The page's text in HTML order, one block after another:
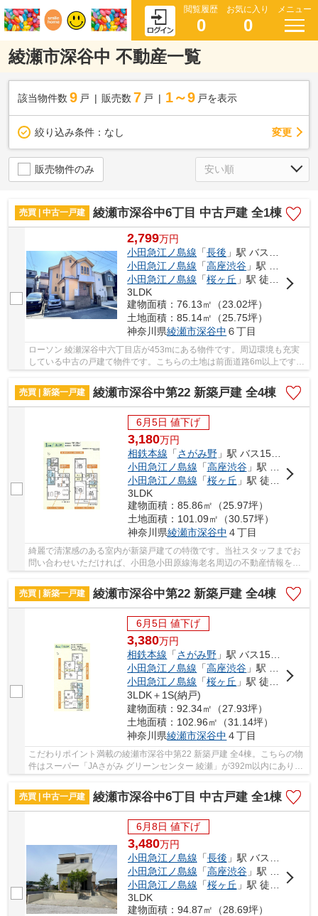
閲覧履歴
0
お気に入り
0
メニュー
綾瀬市深谷中 不動産一覧
該当物件数 9 戸 販売数 7 戸 1～9 戸を表示
絞り込み条件： なし 変更
販売物件のみ
売買 | 中古一戸建 綾瀬市深谷中6丁目 中古戸建 全1棟
2,799万円
小田急江ノ島線 「長後 」駅 バス14分 「大邸」 停歩5分
小田急江ノ島線 「高座渋谷 」駅 徒歩42分
小田急江ノ島線 「桜ヶ丘 」駅 徒歩45分
3LDK
建物面積：76.13㎡（23.02坪）
土地面積：85.14㎡（25.75坪）
神奈川県綾瀬市深谷中 ６丁目
ローソン 綾瀬深谷中六丁目店が453mにある物件です。周辺環境も充実
している中古の戸建て物件です。こちらの土地は前面道路6m以上です。
売買 | 新築一戸建
綾瀬市深谷中第22 新築戸建 全4棟
6月5日 値下げ
3,180万円
相鉄本線 「さがみ野」駅 バス15分 「綾瀬農協前」 停歩5分
小田急江ノ島線 「高座渋谷」駅 徒歩51分
小田急江ノ島線 「桜ヶ丘 」駅 徒歩54分
3LDK
建物面積：85.86㎡（25.97坪）
土地面積：101.09㎡（30.57坪）
神奈川県綾瀬市深谷中 ４丁目
綺麗で清潔感のある室内が新築戸建ての特徴です。当社スタッフまでお
問い合わせいただければ、小田急小田原線海老名周辺の不動産情報をご
売買 | 新築一戸建
綾瀬市深谷中第22 新築戸建 全4棟
6月5日 値下げ
3,380万円
相鉄本線 「さがみ野 」駅 バス15分 「綾瀬農協前」 停歩5分
小田急江ノ島線 「高座渋谷 」駅 徒歩51分
小田急江ノ島線 「桜ヶ丘 」駅 徒歩54分
3LDK＋1S(納戸)
建物面積：92.34㎡（27.93坪）
土地面積：102.96㎡（31.14坪）
神奈川県綾瀬市深谷中 ４丁目
こだわりポイント満載の綾瀬市深谷中第22 新築戸建 全4棟。こちらの物
件はスーパー「JAさがみ グリーンセンター 綾瀬」が392m以内にありま
売買 | 中古一戸建
綾瀬市深谷中6丁目 中古戸建 全1棟
6月8日 値下げ
3,480万円
小田急江ノ島線 「長後 」駅 バス12分 「綾瀬農協前」 停歩5分
小田急江ノ島線 「高座渋谷」駅 徒歩46分
小田急江ノ島線 「桜ヶ丘 」駅 徒歩47分
3LDK
建物面積：94.87㎡（28.69坪）